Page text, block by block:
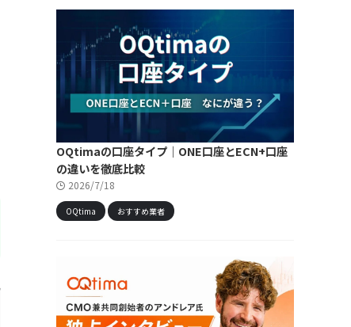
OQtimaの口座タイプ｜ONE口座とECN+口座
の違いを徹底比較
2026/7/18
OQtima おすすめ業者